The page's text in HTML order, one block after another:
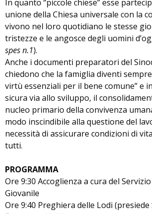
In quanto “piccole chiese” esse
unione della Chiesa universale con la
vivono nel loro quotidiano le stesse
tristezze e le angosce degli uomini
spes n.1).
Anche i documenti preparatori del
chiedono che la famiglia diventi
virtù essenziali per il bene comune” e
sicura via allo sviluppo, il
nucleo primario della convivenza
modo inscindibile alla questione del
necessità di assicurare condizioni di
tutti.
PROGRAMMA
Ore 9:30 Accoglienza a cura del
Giovanile
Ore 9:40 Preghiera delle Lodi (presiede